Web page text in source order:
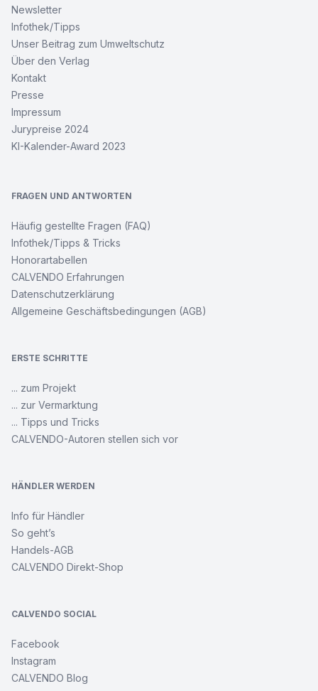
Newsletter
Infothek/Tipps
Unser Beitrag zum Umweltschutz
Über den Verlag
Kontakt
Presse
Impressum
Jurypreise 2024
KI-Kalender-Award 2023
FRAGEN UND ANTWORTEN
Häufig gestellte Fragen (FAQ)
Infothek/Tipps & Tricks
Honorartabellen
CALVENDO Erfahrungen
Datenschutzerklärung
Allgemeine Geschäftsbedingungen (AGB)
ERSTE SCHRITTE
... zum Projekt
... zur Vermarktung
... Tipps und Tricks
CALVENDO-Autoren stellen sich vor
HÄNDLER WERDEN
Info für Händler
So geht’s
Handels-AGB
CALVENDO Direkt-Shop
CALVENDO SOCIAL
Facebook
Instagram
CALVENDO Blog